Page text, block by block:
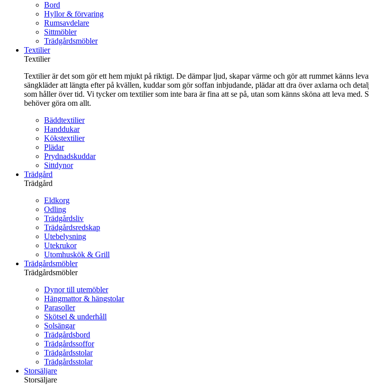
Bord
Hyllor & förvaring
Rumsavdelare
Sittmöbler
Trädgårdsmöbler
Textilier
Textilier
Textilier är det som gör ett hem mjukt på riktigt. De dämpar ljud, skapar värme och gör att rummet känns
sängkläder att längta efter på kvällen, kuddar som gör soffan inbjudande, plädar att dra över axlarna och
som håller över tid. Vi tycker om textilier som inte bara är fina att se på, utan som känns sköna att leva med.
behöver göra om allt.
Bäddtextilier
Handdukar
Kökstextilier
Plädar
Prydnadskuddar
Sittdynor
Trädgård
Trädgård
Eldkorg
Odling
Trädgårdsliv
Trädgårdsredskap
Utebelysning
Utekrukor
Utomhuskök & Grill
Trädgårdsmöbler
Trädgårdsmöbler
Dynor till utemöbler
Hängmattor & hängstolar
Parasoller
Skötsel & underhåll
Solsängar
Trädgårdsbord
Trädgårdssoffor
Trädgårdsstolar
Trädgårdsstolar
Storsäljare
Storsäljare